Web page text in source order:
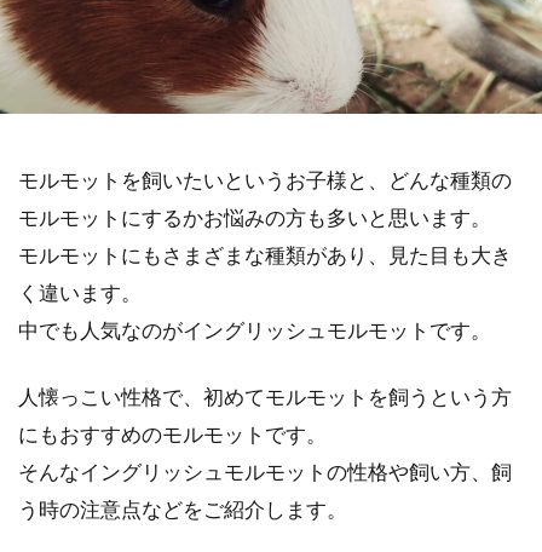
モルモットを飼いたいというお子様と、どんな種類の
モルモットにするかお悩みの方も多いと思います。
モルモットにもさまざまな種類があり、見た目も大き
く違います。
中でも人気なのがイングリッシュモルモットです。
人懐っこい性格で、初めてモルモットを飼うという方
にもおすすめのモルモットです。
そんなイングリッシュモルモットの性格や飼い方、飼
う時の注意点などをご紹介します。